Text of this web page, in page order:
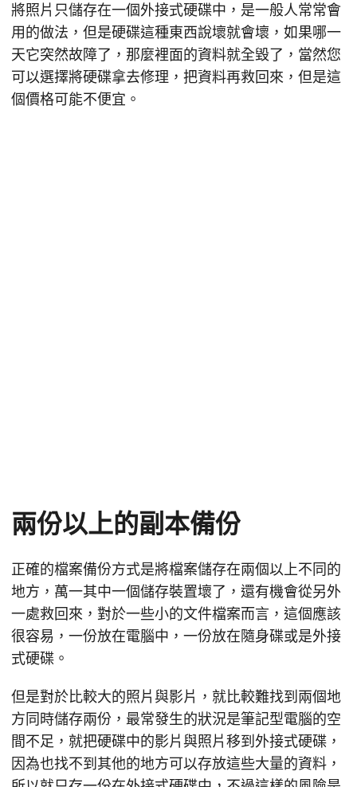
將照片只儲存在一個外接式硬碟中，是一般人常常會
用的做法，但是硬碟這種東西說壞就會壞，如果哪一
天它突然故障了，那麼裡面的資料就全毀了，當然您
可以選擇將硬碟拿去修理，把資料再救回來，但是這
個價格可能不便宜。
兩份以上的副本備份
正確的檔案備份方式是將檔案儲存在兩個以上不同的
地方，萬一其中一個儲存裝置壞了，還有機會從另外
一處救回來，對於一些小的文件檔案而言，這個應該
很容易，一份放在電腦中，一份放在隨身碟或是外接
式硬碟。
但是對於比較大的照片與影片，就比較難找到兩個地
方同時儲存兩份，最常發生的狀況是筆記型電腦的空
間不足，就把硬碟中的影片與照片移到外接式硬碟，
因為也找不到其他的地方可以存放這些大量的資料，